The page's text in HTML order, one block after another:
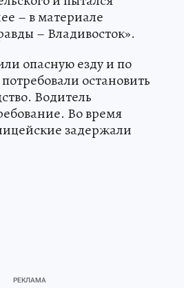
– в материале
– Владивосток».
опасную езду и по
остановить
Водитель
Во время
задержали